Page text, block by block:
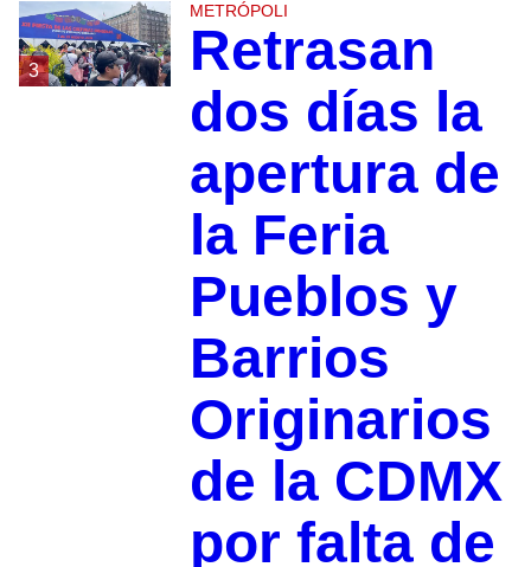
3
METRÓPOLI
Retrasan
dos días la
apertura de
la Feria
Pueblos y
Barrios
Originarios
de la CDMX
por falta de